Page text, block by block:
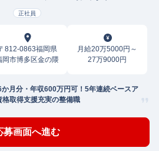
正社員
812-0863福岡県
岡市博多区金の隈
月給20万5000円～
27万9000円
月分・年収600万円可！5年連続ベースア
格取得支援充実の整備職
募画面へ進む